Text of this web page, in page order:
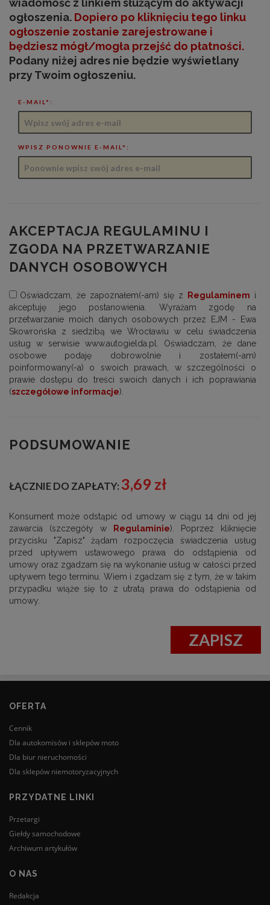
wiadomość z linkiem służącym do aktywacji
ogłoszenia. Dopiero po kliknięciu tego linku
ogłoszenie zostanie zarejestrowane i
będziesz mógł/mogła przejść do płatności.
Podany niżej adres nie będzie wyświetlany
przy Twoim ogłoszeniu.
E-MAIL*:
WPISZ PONOWNIE E-MAIL*:
AKCEPTACJA REGULAMINU I
ZGODA NA PRZETWARZANIE
DANYCH OSOBOWYCH
Oświadczam, że zapoznałem(-am) się z Regulaminem i
akceptuję jego postanowienia. Wyrażam zgodę na
przetwarzanie moich danych osobowych przez EJM - Ewa
Skowrońska z siedzibą we Wrocławiu w celu świadczenia
usług w serwisie www.autogielda.pl. Oświadczam, że dane
osobowe podaję dobrowolnie i zostałem(-am)
poinformowany(-a) o swoich prawach, w szczególności o
prawie dostępu do treści swoich danych i ich poprawiania
(szczegółowe informacje).
PODSUMOWANIE
ŁĄCZNIE DO ZAPŁATY: 3,69 zł
Konsument może odstąpić od umowy w ciągu 14 dni od jej
zawarcia (szczegóły w
Regulaminie). Poprzez kliknięcie
przycisku "Zapisz" żądam rozpoczęcia świadczenia usług
przed upływem ustawowego prawa do odstąpienia od
umowy oraz zgadzam się na wykonanie usług w całości przed
upływem tego terminu. Wiem i zgadzam się z tym, że w takim
przypadku wiąże się to z utratą prawa do odstąpienia od
umowy.
ZAPISZ
OFERTA
Cennik
Dla autokomisów i sklepów moto
Dla biur nieruchomości
Dla sklepów niemotoryzacyjnych
PRZYDATNE LINKI
Przetargi
Giełdy samochodowe
Archiwum artykułów
O NAS
Redakcja